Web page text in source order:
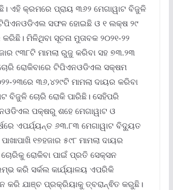
ଏହି କ୍ରମରେ ପ୍ରାୟ ୩୬୨ ମେଗାୱାଟ ବିଜୁଳି
ସଫଳ ହୋଇଛି ଓ ୧ ଲକ୍ଷ ୨୯
କରିଛି। ମିଳିଥିବା ସୂଚନା ମୁତାବକ ୨୦୨୧-୨୨
୯୩୮ଟି ମାମଲା ରୁଜୁ କରିବା ସହ ୭୩.୨୩
ରୋକିବାରେ ଟିପିଏନଓଡିଏଲ ସକ୍ଷମ
୨୩ରେ ୩୬,୪୨୯ଟି ମାମଲା ଦାୟର କରିବା
ବିଜୁଳି ଚୋରି ରୋକି ପାରିଛି। ସେହିପରି
ପକ୍ଷରୁ ଶହେ ମେଗାୱାଟ ଓ
ଏପର୍ଯ୍ୟନ୍ତ ୬୩.୮୩ ମେଗାୱାଟ ବିଦ୍ୟୁତ
୧୭ହଜାର ୫୯୮ ମାମଲା ଦାୟର
ରୋକିବା ପାଇଁ ପ୍ରତି ସେକ୍ସନ
କରି ସର୍କଲ କାର୍ଯ୍ୟାଳୟ ଏପରିକି
କରି ଯାଞ୍ଚ ପ୍ରକ୍ରିୟାକୁ ତ୍ବରାନ୍ଵିତ କରୁଛି।